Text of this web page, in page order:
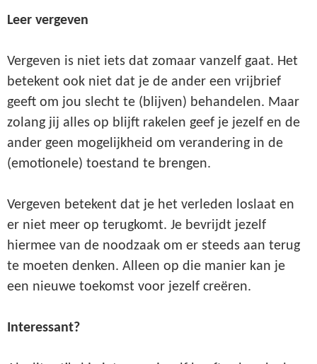
Leer vergeven
Vergeven is niet iets dat zomaar vanzelf gaat. Het
betekent ook niet dat je de ander een vrijbrief
geeft om jou slecht te (blijven) behandelen. Maar
zolang jij alles op blijft rakelen geef je jezelf en de
ander geen mogelijkheid om verandering in de
(emotionele) toestand te brengen.
Vergeven betekent dat je het verleden loslaat en
er niet meer op terugkomt. Je bevrijdt jezelf
hiermee van de noodzaak om er steeds aan terug
te moeten denken. Alleen op die manier kan je
een nieuwe toekomst voor jezelf creëren.
Interessant?